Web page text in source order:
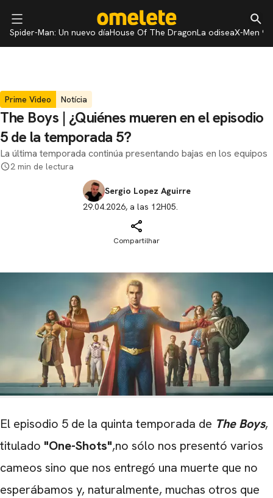
Spider-Man: Un nuevo díaHouse Of The DragonLa odiseaX-Men 97
Prime Video Notícia
The Boys | ¿Quiénes mueren en el episodio
5 de la temporada 5?
La última temporada continúa presentando bajas en los equipos
2 min de lectura
Sergio Lopez Aguirre
29.04.2026, a las 12H05.
Compartilhar
El episodio 5 de la quinta temporada de The Boys,
titulado "One-Shots",no sólo nos presentó varios
cameos sino que nos entregó una muerte que no
esperábamos y, naturalmente, muchas otros que